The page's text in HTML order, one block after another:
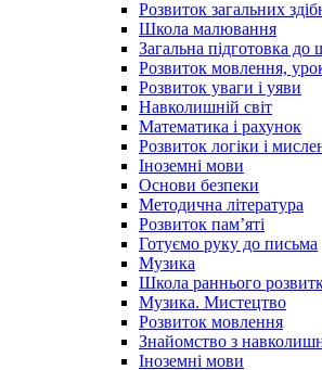
Розвиток загальних
Школа малювання
Загальна підготовка до
Розвиток мовлення,
Розвиток уваги і уяви
Навколишній світ
Математика і рахунок
Розвиток логіки і
Іноземні мови
Основи безпеки
Методична література
Розвиток пам’яті
Готуємо руку до письма
Музика
Школа раннього
Музика. Мистецтво
Розвиток мовлення
Знайомство з
Іноземні мови